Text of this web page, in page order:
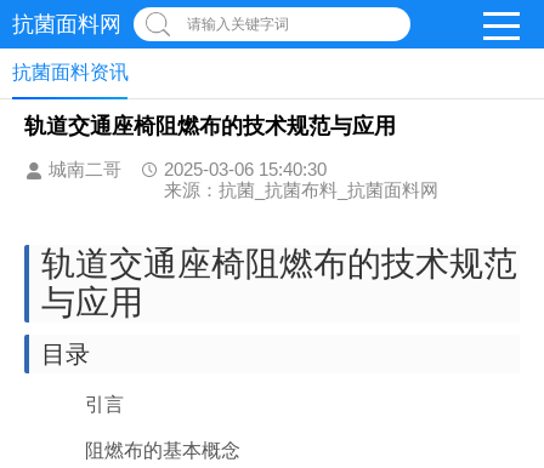
抗菌面料网 请输入关键字词
抗菌面料资讯
轨道交通座椅阻燃布的技术规范与应用
城南二哥
2025-03-06 15:40:30
来源：抗菌_抗菌布料_抗菌面料网
轨道交通座椅阻燃布的技术规范
与应用
目录
引言
阻燃布的基本概念